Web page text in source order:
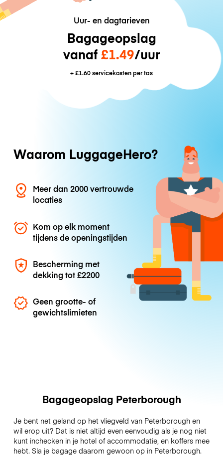
Uur- en dagtarieven
Bagageopslag
vanaf £1.49/uur
+£1.60servicekosten per tas
Waarom LuggageHero?
Meer dan 2000 vertrouwde
locaties
Kom op elk moment
tijdens de openingstijden
Bescherming met
dekking tot£2200
Geen grootte- of
gewichtslimieten
Bagageopslag Peterborough
Je bent net geland op het vliegveld van Peterborough en
wil erop uit? Dat is niet altijd even eenvoudig als je nog niet
kunt inchecken in je hotel of accommodatie, en koffers mee
hebt. Sla je bagage daarom gewoon op in Peterborough.